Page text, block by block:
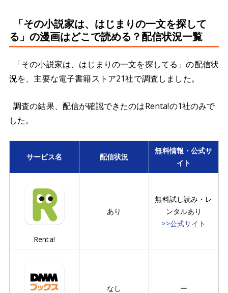
「その小説家は、はじまりの一文を探して
る」の漫画はどこで読める？配信状況一覧
「その小説家は、はじまりの一文を探してる」の配信状
況を、主要な電子書籍ストア21社で調査しました。
調査の結果、配信が確認できたのはRenta!の1社のみで
した。
サービス名 配信状況
無料情報・公式サ
イト
Renta!
あり
無料試し読み・レ
ンタルあり
>>公式サイト
なし ー